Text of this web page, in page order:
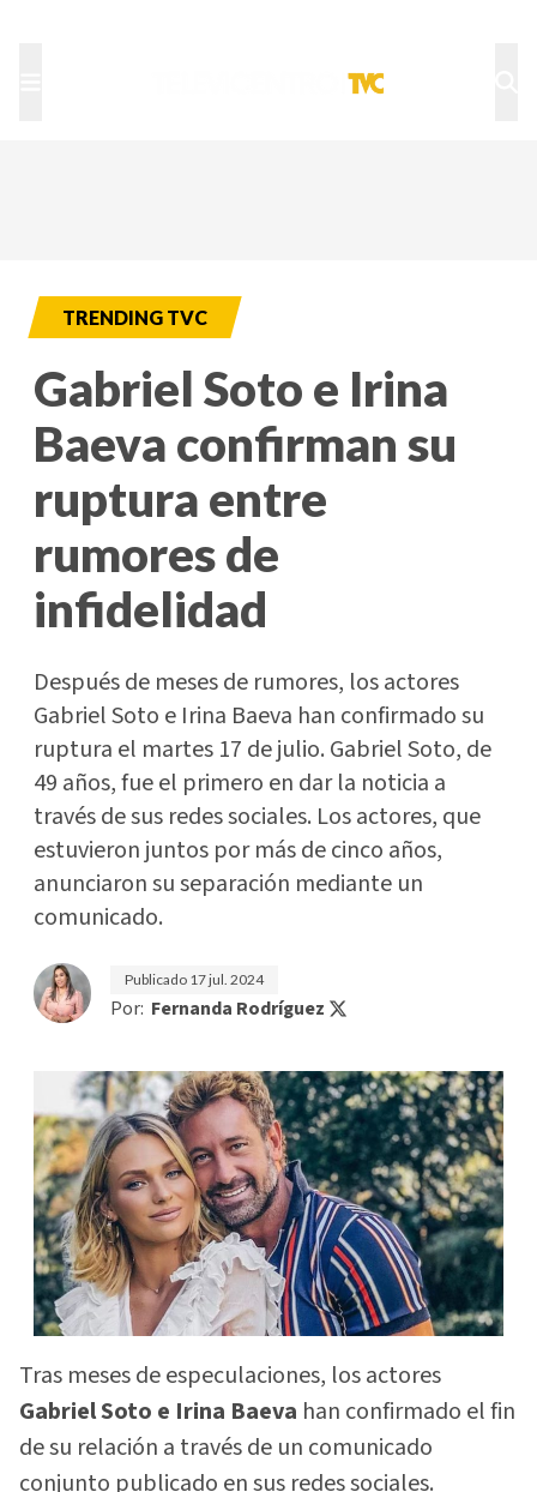
TRENDING TVC
Gabriel Soto e Irina
Baeva confirman su
ruptura entre
rumores de
infidelidad
Después de meses de rumores, los actores
Gabriel Soto e Irina Baeva han confirmado su
ruptura el martes 17 de julio. Gabriel Soto, de
49 años, fue el primero en dar la noticia a
través de sus redes sociales. Los actores, que
estuvieron juntos por más de cinco años,
anunciaron su separación mediante un
comunicado.
Publicado 17 jul. 2024
Por: Fernanda Rodríguez
Tras meses de especulaciones, los actores
Gabriel Soto e Irina Baeva han confirmado el fin
de su relación a través de un comunicado
conjunto publicado en sus redes sociales.